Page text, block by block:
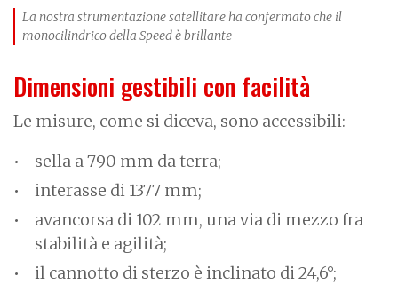
La nostra strumentazione satellitare ha confermato che il
monocilindrico della Speed è brillante
Dimensioni gestibili con facilità
Le misure, come si diceva, sono accessibili:
sella a 790 mm da terra;
interasse di 1377 mm;
avancorsa di 102 mm, una via di mezzo fra
stabilità e agilità;
il cannotto di sterzo è inclinato di 24,6°;